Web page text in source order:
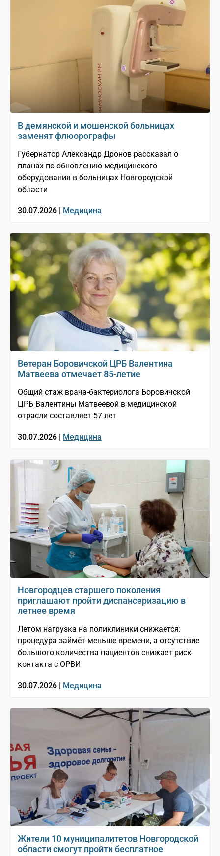
В демянской и мошенской больницах
заменят флюорографы
Губернатор Александр Дронов рассказал о
планах по обновлению медицинского
оборудования в больницах Новгородской
области
30.07.2026 | Медицина
Ветеран Боровичской ЦРБ Валентина
Матвеева отмечает 85-летие
Общий стаж врача-бактериолога Боровичской
ЦРБ Валентины Матвеевой в медицинской
отрасли составляет 57 лет
30.07.2026 | Медицина
Новгородцев старшего поколения
приглашают пройти диспансеризацию в
летнее время
Летом нагрузка на поликлиники снижается:
процедура займёт меньше времени, а отсутствие
большого количества пациентов снижает риск
контакта с ОРВИ
30.07.2026 | Медицина
Жители 10 муниципалитетов Новгородской
области смогут пройти бесплатное